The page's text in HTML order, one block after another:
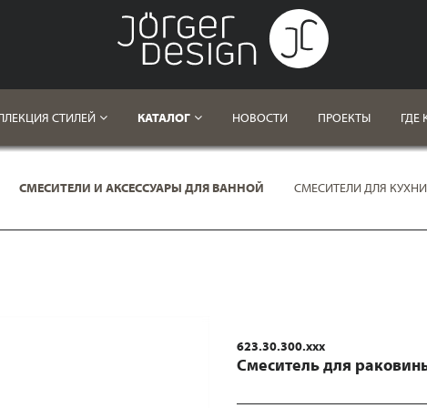
СТИЛЕЙ КАТАЛОГ НОВОСТИ ПРОЕКТЫ ГДЕ
СМЕСИТЕЛИ И АКСЕССУАРЫ ДЛЯ ВАННОЙ СМЕСИТЕЛИ ДЛЯ КУХНИ
623.30.300.xxx
Смеситель для